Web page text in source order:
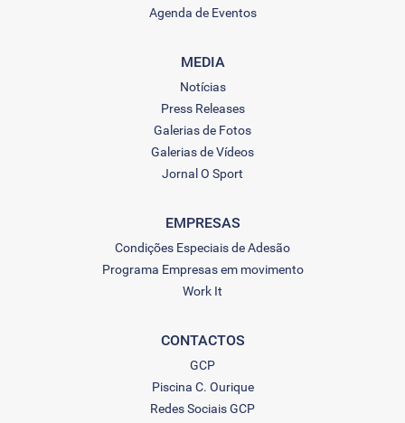
Agenda de Eventos
MEDIA
Notícias
Press Releases
Galerias de Fotos
Galerias de Vídeos
Jornal O Sport
EMPRESAS
Condições Especiais de Adesão
Programa Empresas em movimento
Work It
CONTACTOS
GCP
Piscina C. Ourique
Redes Sociais GCP